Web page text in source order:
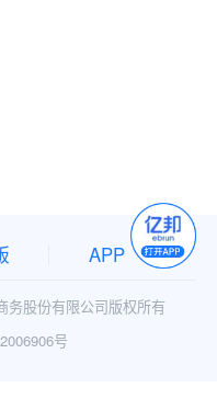
APP
务股份有限公司版权所有
号